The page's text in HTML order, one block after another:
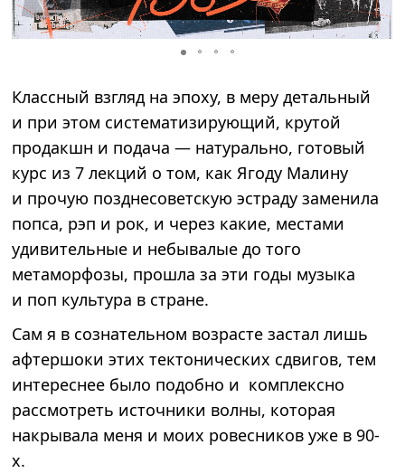
Классный взгляд на эпоху, в меру детальный
и при этом систематизирующий, крутой
продакшн и подача — натурально, готовый
курс из 7 лекций о том, как Ягоду Малину
и прочую позднесоветскую эстраду заменила
попса, рэп и рок, и через какие, местами
удивительные и небывалые до того
метаморфозы, прошла за эти годы музыка
и поп культура в стране.
Сам я в сознательном возрасте застал лишь
афтершоки этих тектонических сдвигов, тем
интереснее было подобно и комплексно
рассмотреть источники волны, которая
накрывала меня и моих ровесников уже в 90-
х.